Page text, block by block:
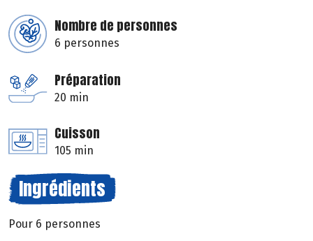
Nombre de personnes
6 personnes
Préparation
20 min
Cuisson
105 min
Ingrédients
Pour 6 personnes